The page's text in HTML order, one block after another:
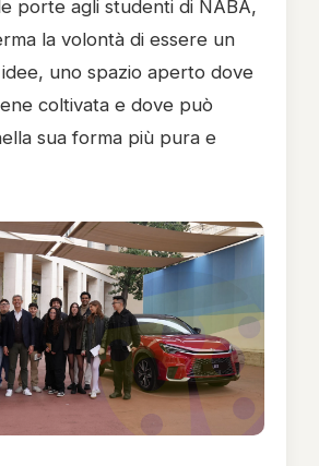
porte agli studenti di NABA,
la volontà di essere un
uno spazio aperto dove
coltivata e dove può
sua forma più pura e